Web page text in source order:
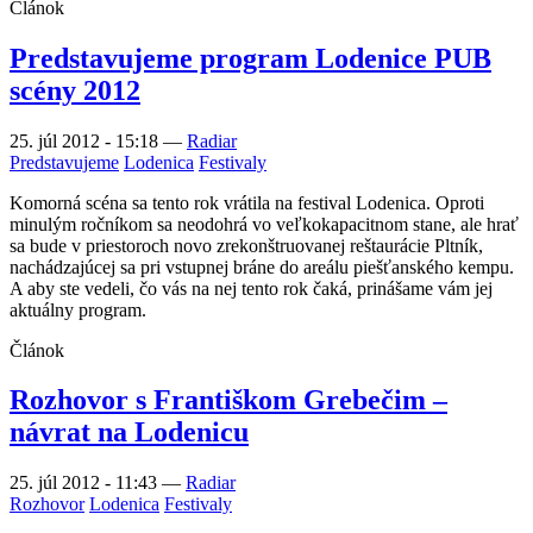
Článok
Predstavujeme program Lodenice PUB
scény 2012
25. júl 2012 - 15:18 — Radiar
Predstavujeme Lodenica Festivaly
Komorná scéna sa tento rok vrátila na festival Lodenica. Oproti
minulým ročníkom sa neodohrá vo veľkokapacitnom stane, ale hrať
sa bude v priestoroch novo zrekonštruovanej reštaurácie Pltník,
nachádzajúcej sa pri vstupnej bráne do areálu piešťanského kempu.
A aby ste vedeli, čo vás na nej tento rok čaká, prinášame vám jej
aktuálny program.
Článok
Rozhovor s Františkom Grebečim –
návrat na Lodenicu
25. júl 2012 - 11:43 — Radiar
Rozhovor Lodenica Festivaly